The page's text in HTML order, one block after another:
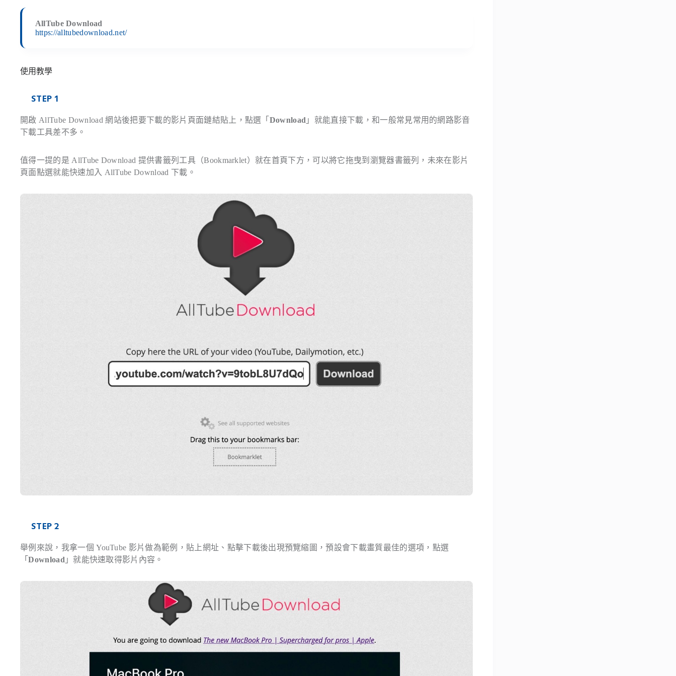
AllTube Download
https://alltubedownload.net/
使用教學
STEP 1
開啟 AllTube Download 網站後把要下載的影片頁面鏈結貼上，點選「 Download 」就能直接下載，和一般常見常用的網路影音
下載工具差不多。
值得一提的是 AllTube Download 提供書籤列工具（Bookmarklet）就在首頁下方，可以將它拖曳到瀏覽器書籤列，未來在影片
頁面點選就能快速加入 AllTube Download 下載。
STEP 2
舉例來說，我拿一個 YouTube 影片做為範例，貼上網址、點擊下載後出現預覽縮圖，預設會下載畫質最佳的選項，點選
「Download 」就能快速取得影片內容。